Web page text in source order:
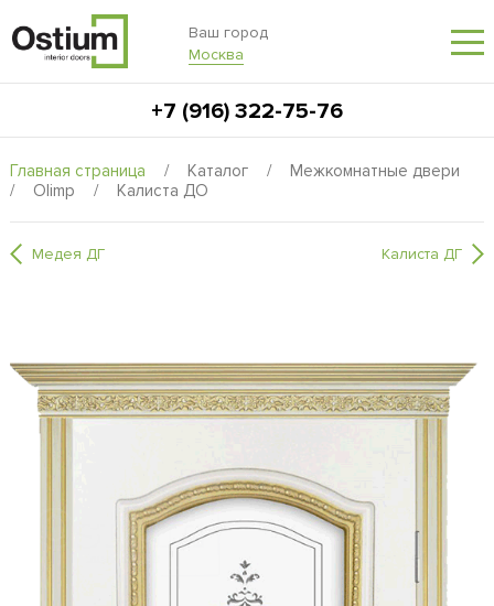
Ваш город
Москва
+7 (916) 322-75-76
Главная страница / Каталог /
Межкомнатные двери
/
Olimp / Калиста ДО
Медея ДГ Калиста ДГ